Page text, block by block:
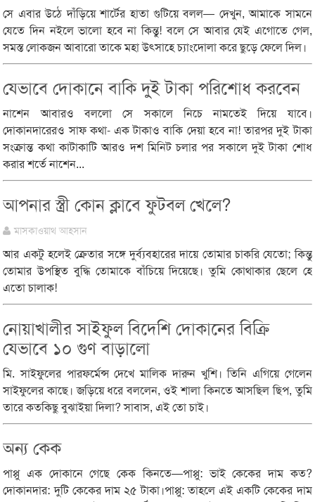
সে এবার উঠে দাঁড়িয়ে শার্টের হাতা গুটিয়ে বলল— দেখুন, আমাকে সামনে
যেতে দিন নইলে ভালো হবে না কিন্তু! বলে সে আবার যেই এগোতে গেল,
সমস্ত লোকজন আবারো তাকে মহা উৎসাহে চ্যাংদোলা করে ছুড়ে ফেলে দিল।
যেভাবে দোকানে বাকি দুই টাকা পরিশোধ করবেন
নাশেন আবারও বললো সে সকালে নিচে নামতেই দিয়ে যাবে।
দোকানদারেরও সাফ কথা- এক টাকাও বাকি দেয়া হবে না! তারপর দুই টাকা
সংক্রান্ত কথা কাটাকাটি আরও দশ মিনিট চলার পর সকালে দুই টাকা শোধ
করার শর্তে নাশেন...
আপনার স্ত্রী কোন ক্লাবে ফুটবল খেলে?
মাসকাওয়াথ আহসান
আর একটু হলেই ক্রেতার সঙ্গে দুর্ব্যবহারের দায়ে তোমার চাকরি যেতো; কিন্তু
তোমার উপস্থিত বুদ্ধি তোমাকে বাঁচিয়ে দিয়েছে। তুমি কোথাকার ছেলে হে
এতো চালাক!
নোয়াখালীর সাইফুল বিদেশি দোকানের বিক্রি
যেভাবে ১০ গুণ বাড়ালো
মি. সাইফুলের পারফর্মেন্স দেখে মালিক দারুন খুশি। তিনি এগিয়ে গেলেন
সাইফুলের কাছে। জড়িয়ে ধরে বললেন, ওই শালা কিনতে আসছিল ছিপ, তুমি
তারে কতকিছু বুঝাইয়া দিলা? সাবাস, এই তো চাই।
অন্য কেক
পাপ্পু এক দোকানে গেছে কেক কিনতে—পাপ্পু: ভাই কেকের দাম কত?
দোকানদার: দুটি কেকের দাম ২৫ টাকা।পাপ্পু: তাহলে এই একটি কেকের দাম